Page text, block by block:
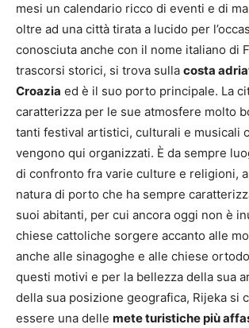
mesi un calendario ricco di eventi e di
oltre ad una città tirata a lucido per
conosciuta anche con il nome italiano di
trascorsi storici, si trova sulla costa
Croazia ed è il suo porto principale. La
caratterizza per le sue atmosfere molto
tanti festival artistici, culturali e musicali
vengono qui organizzati. È da sempre
di confronto fra varie culture e religioni,
natura di porto che ha sempre
suoi abitanti, per cui ancora oggi non è
chiese cattoliche sorgere accanto alle
anche alle sinagoghe e alle chiese
questi motivi e per la bellezza della sua
della sua posizione geografica, Rijeka si
essere una delle mete turistiche più